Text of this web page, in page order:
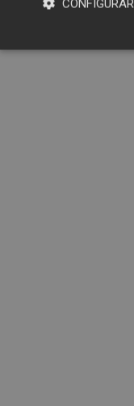
CONFIGURAR